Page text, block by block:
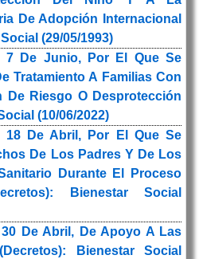
De Adopción Internacional
(29/05/1993)
7 De Junio, Por El Que Se
Tratamiento A Familias Con
De Riesgo O Desprotección
(10/06/2022)
18 De Abril, Por El Que Se
De Los Padres Y De Los
Durante El Proceso
Bienestar Social
30 De Abril, De Apoyo A Las
Bienestar Social